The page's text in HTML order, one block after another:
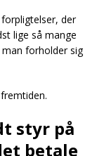
der
lige så mange
forholder sig
styr på
betale